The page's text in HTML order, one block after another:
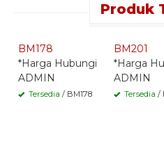
Produk
BM178
*Harga Hubungi
ADMIN
Tersedia / BM178
Quick
BM201
*Harga
ADMIN
Tersedia /